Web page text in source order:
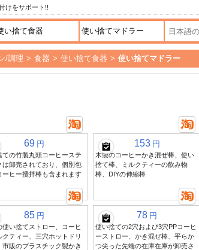
けをサポート!!
/調理 > 食器 > 使い捨て食器 > 使い捨てマドラー
69 円
ての竹製丸頭コーヒーステ
は卸売されており、個別包
ーヒー攪拌棒も含まれます
153 円
木製のコーヒーかき混ぜ棒、使い
捨て棒、ミルクティーの飲み物
棒、DIYの伸縮棒
85 円
使い捨てストロー、コーヒ
クティー、三穴ホットドリ
市販のプラスチック製かき
78 円
使い捨ての2穴および3穴PPコーヒ
ーストロー、かき混ぜ棒、平らか
つ尖った先端の在庫在庫が卸売さ